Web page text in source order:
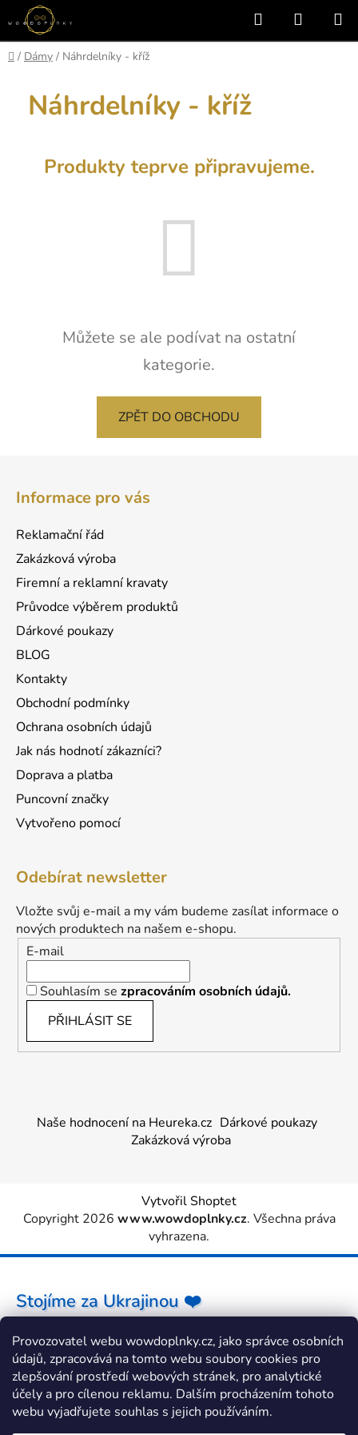
Provozovatel webu wowdoplnky.cz, jako správce osobních
údajů, zpracovává na tomto webu soubory cookies pro
zlepšování prostředí webových stránek, pro analytické
účely a pro cílenou reklamu. Dalším procházením tohoto
webu vyjadřujete souhlas s jejich používáním.
Přejít
na
obsah
Hledat
KOŠÍK
Domů
/ Dámy / Náhrdelníky - kříž
Náhrdelníky - kříž
Produkty teprve připravujeme.
Můžete se ale podívat na ostatní
kategorie.
ZPĚT DO OBCHODU
Informace pro vás
Reklamační řád
Zakázková výroba
Firemní a reklamní kravaty
Průvodce výběrem produktů
Dárkové poukazy
BLOG
Kontakty
Obchodní podmínky
Ochrana osobních údajů
Jak nás hodnotí zákazníci?
Doprava a platba
Puncovní značky
Vytvořeno pomocí
Odebírat newsletter
Vložte svůj e-mail a my vám budeme zasílat informace o
nových produktech na našem e-shopu.
E-mail
Souhlasím se zpracováním osobních údajů.
PŘIHLÁSIT SE
Naše hodnocení na Heureka.cz Dárkové poukazy
Zakázková výroba
Vytvořil Shoptet
Copyright 2026 www.wowdoplnky.cz. Všechna práva
vyhrazena.
Stojíme za Ukrajinou ❤️
Jak a čím pomoci »